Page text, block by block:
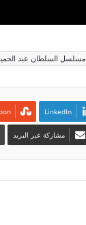
مسلسل السلطان عبد
LinkedIn
مشاركة عبر البريد